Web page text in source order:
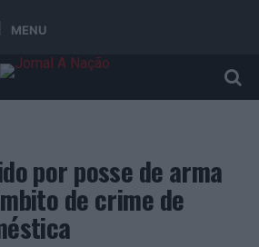
MENU
por posse de arma
de crime de